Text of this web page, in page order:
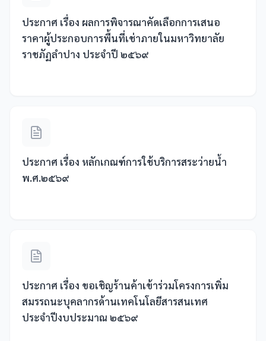
ประกาศ เรื่อง ผลการพิจารณาคัดเลือกการเสนอ
ราคาผู้ประกอบการพื้นที่เช่าภายในมหาวิทยาลัย
ราชภัฏลำปาง ประจำปี ๒๕๖๙
ประกาศ เรื่อง หลักเกณฑ์การใช้บริการสระว่ายน้ำ
พ.ศ.๒๕๖๙
ประกาศ เรื่อง ขอเชิญร้านค้าเข้าร่วมโครงการเพิ่ม
สมรรถนะบุคลากรด้านเทคโนโลยีสารสนเทศ
ประจำปีงบประมาณ ๒๕๖๙